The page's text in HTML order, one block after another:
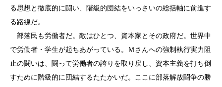
る思想と徹底的に闘い、階級的団結をいっさいの総括軸に前進す
る路線だ。
部落民も労働者だ。敵はひとつ、資本家とその政府だ。世界中
で労働者・学生が起ちあがっている。Ｍさんへの強制執行実力阻
止の闘いは、闘って労働者の誇りを取り戻し、資本主義を打ち倒
すために階級的に団結するたたかいだ。ここに部落解放闘争の勝